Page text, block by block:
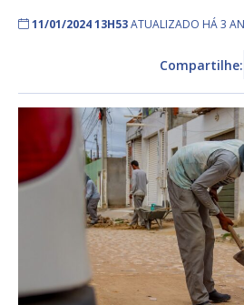
11/01/2024 13H53ATUALIZADO HÁ 3
Compartilhe: